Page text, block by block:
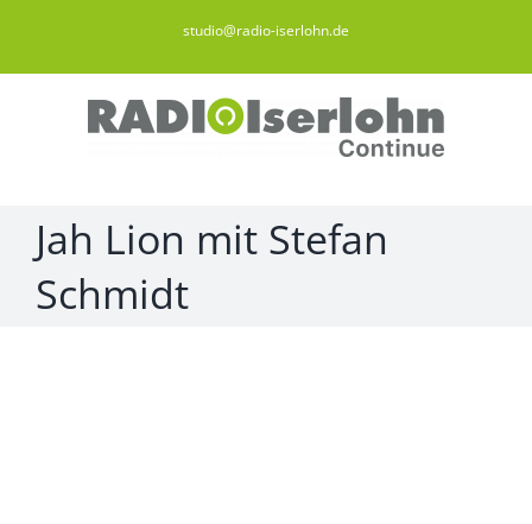
springen
studio@radio-iserlohn.de
Jah Lion mit Stefan
Schmidt